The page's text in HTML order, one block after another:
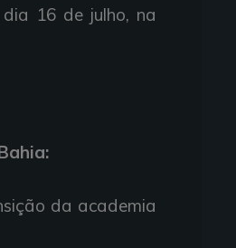
16 de julho, na
da academia